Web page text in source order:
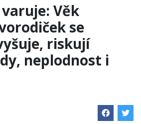
Věk
se
riskují
neplodnost i